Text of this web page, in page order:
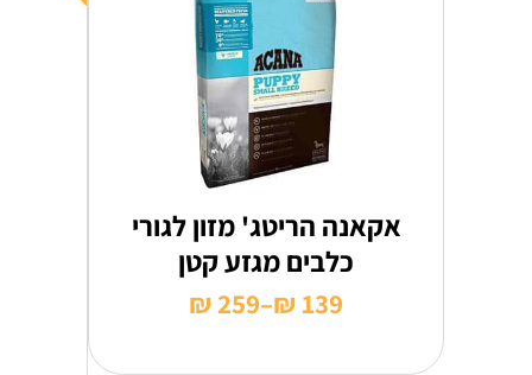
אקאנה הריטג' מזון לגורי
כלבים מגזע קטן
₪ 139
–
₪259
טווח